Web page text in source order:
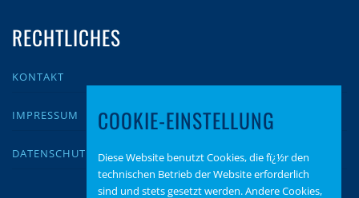
RECHTLICHES
KONTAKT
IMPRESSUM
DATENSCHUTZ
COOKIE-EINSTELLUNG
Diese Website benutzt Cookies, die fï¿½r den
technischen Betrieb der Website erforderlich
sind und stets gesetzt werden. Andere Cookies,